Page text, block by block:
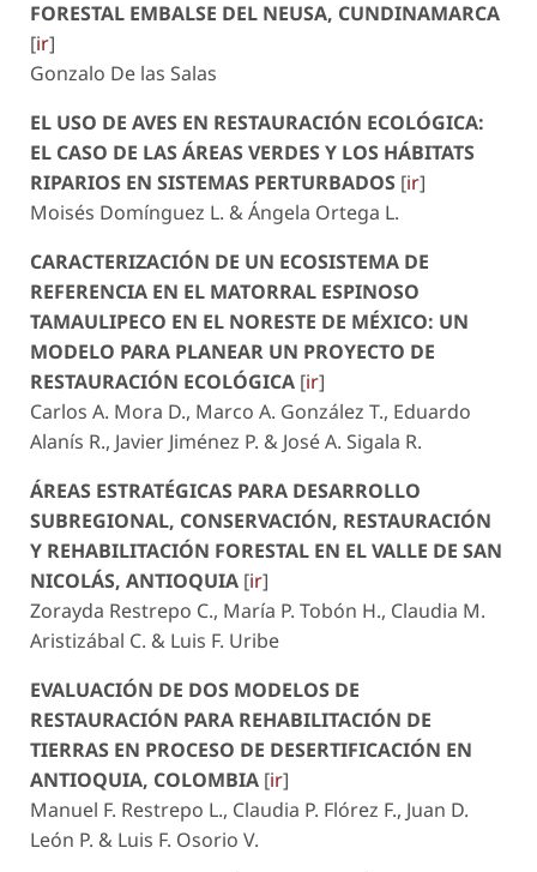
FORESTAL EMBALSE DEL NEUSA, CUNDINAMARCA
[ir]
Gonzalo De las Salas
EL USO DE AVES EN RESTAURACIÓN ECOLÓGICA:
EL CASO DE LAS ÁREAS VERDES Y LOS HÁBITATS
RIPARIOS EN SISTEMAS PERTURBADOS [ir]
Moisés Domínguez L. & Ángela Ortega L.
CARACTERIZACIÓN DE UN ECOSISTEMA DE
REFERENCIA EN EL MATORRAL ESPINOSO
TAMAULIPECO EN EL NORESTE DE MÉXICO: UN
MODELO PARA PLANEAR UN PROYECTO DE
RESTAURACIÓN ECOLÓGICA [ir]
Carlos A. Mora D., Marco A. González T., Eduardo
Alanís R., Javier Jiménez P. & José A. Sigala R.
ÁREAS ESTRATÉGICAS PARA DESARROLLO
SUBREGIONAL, CONSERVACIÓN, RESTAURACIÓN
Y REHABILITACIÓN FORESTAL EN EL VALLE DE SAN
NICOLÁS, ANTIOQUIA [ir]
Zorayda Restrepo C., María P. Tobón H., Claudia M.
Aristizábal C. & Luis F. Uribe
EVALUACIÓN DE DOS MODELOS DE
RESTAURACIÓN PARA REHABILITACIÓN DE
TIERRAS EN PROCESO DE DESERTIFICACIÓN EN
ANTIOQUIA, COLOMBIA [ir]
Manuel F. Restrepo L., Claudia P. Flórez F., Juan D.
León P. & Luis F. Osorio V.